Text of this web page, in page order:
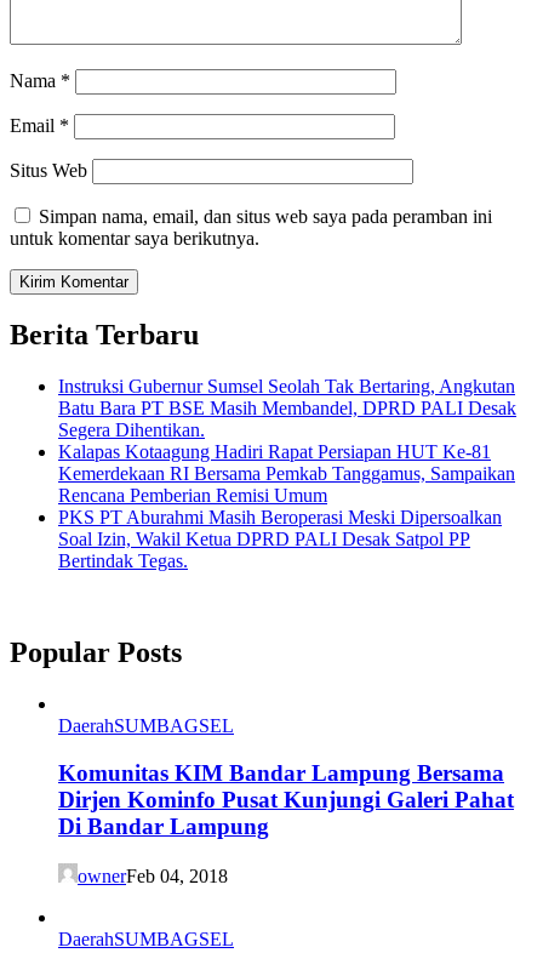
Nama *
Email *
Situs Web
Simpan nama, email, dan situs web saya pada peramban ini
untuk komentar saya berikutnya.
Berita Terbaru
Instruksi Gubernur Sumsel Seolah Tak Bertaring, Angkutan
Batu Bara PT BSE Masih Membandel, DPRD PALI Desak
Segera Dihentikan.
Kalapas Kotaagung Hadiri Rapat Persiapan HUT Ke-81
Kemerdekaan RI Bersama Pemkab Tanggamus, Sampaikan
Rencana Pemberian Remisi Umum
PKS PT Aburahmi Masih Beroperasi Meski Dipersoalkan
Soal Izin, Wakil Ketua DPRD PALI Desak Satpol PP
Bertindak Tegas.
Popular Posts
DaerahSUMBAGSEL
Komunitas KIM Bandar Lampung Bersama
Dirjen Kominfo Pusat Kunjungi Galeri Pahat
Di Bandar Lampung
ownerFeb 04, 2018
DaerahSUMBAGSEL